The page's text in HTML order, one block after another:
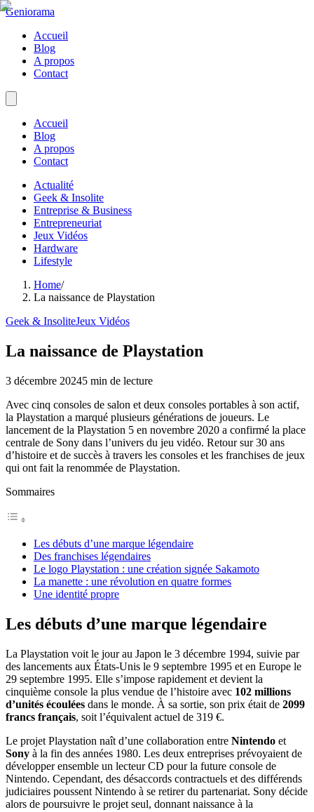
Geniorama
Accueil
Blog
A propos
Contact
Accueil
Blog
A propos
Contact
Actualité
Geek & Insolite
Entreprise & Business
Entrepreneuriat
Jeux Vidéos
Hardware
Lifestyle
Home/
La naissance de Playstation
Geek & InsoliteJeux Vidéos
La naissance de Playstation
3 décembre 20245 min de lecture
Avec cinq consoles de salon et deux consoles portables à son actif,
la Playstation a marqué plusieurs générations de joueurs. Le
lancement de la Playstation 5 en novembre 2020 a confirmé la place
centrale de Sony dans l’univers du jeu vidéo. Retour sur 30 ans
d’histoire et de succès à travers les consoles et les franchises de jeux
qui ont fait la renommée de Playstation.
Sommaires
Les débuts d’une marque légendaire
Des franchises légendaires
Le logo Playstation : une création signée Sakamoto
La manette : une révolution en quatre formes
Une identité propre
Les débuts d’une marque légendaire
La Playstation voit le jour au Japon le 3 décembre 1994, suivie par
des lancements aux États-Unis le 9 septembre 1995 et en Europe le
29 septembre 1995. Elle s’impose rapidement et devient la
cinquième console la plus vendue de l’histoire avec 102 millions
d’unités écoulées dans le monde. À sa sortie, son prix était de 2099
francs français, soit l’équivalent actuel de 319 €.
Le projet Playstation naît d’une collaboration entre Nintendo et
Sony à la fin des années 1980. Les deux entreprises prévoyaient de
développer ensemble un lecteur CD pour la future console de
Nintendo. Cependant, des désaccords contractuels et des différends
judiciaires poussent Nintendo à se retirer du partenariat. Sony décide
alors de poursuivre le projet seul, donnant naissance à la